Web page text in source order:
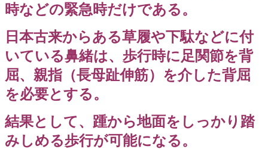
時などの緊急時だけである。
日本古来からある草履や下駄などに付
いている鼻緒は、歩行時に足関節を背
屈、親指（長母趾伸筋）を介した背屈
を必要とする。
結果として、踵から地面をしっかり踏
みしめる歩行が可能になる。